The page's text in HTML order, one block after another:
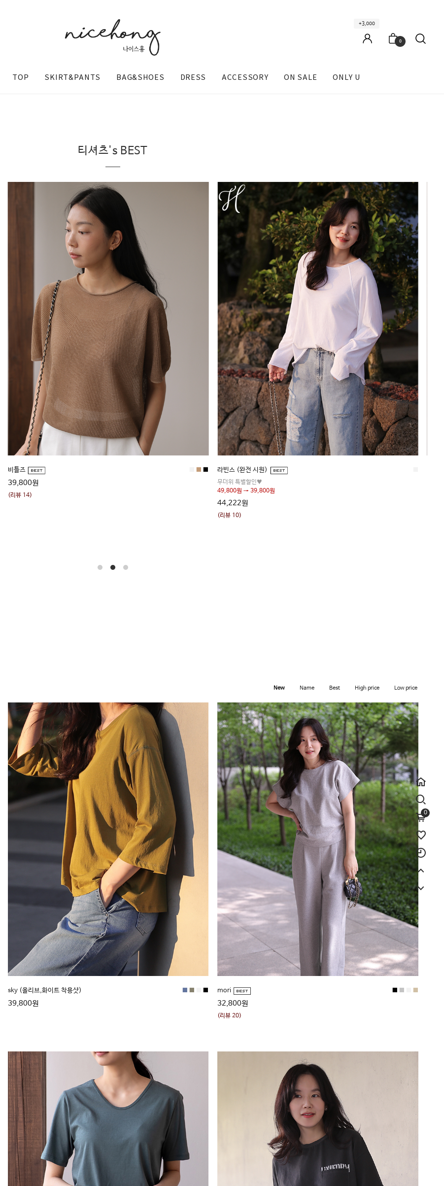
+3,000
0
TOP SKIRT&PANTS BAG&SHOES DRESS ACCESSORY ON SALE ONLY U
0
티셔츠's BEST
에반 (텐셀+린넨,만족도1위)
64,800원
(리뷰 87)
노르디엥 (블랙-나이스홍 제작-주문폭주)
118,000원
(리뷰 8)
New Name Best High price Low price
sky (올리브,화이트 착용샷)
39,800원
mori
32,800원
(리뷰 20)